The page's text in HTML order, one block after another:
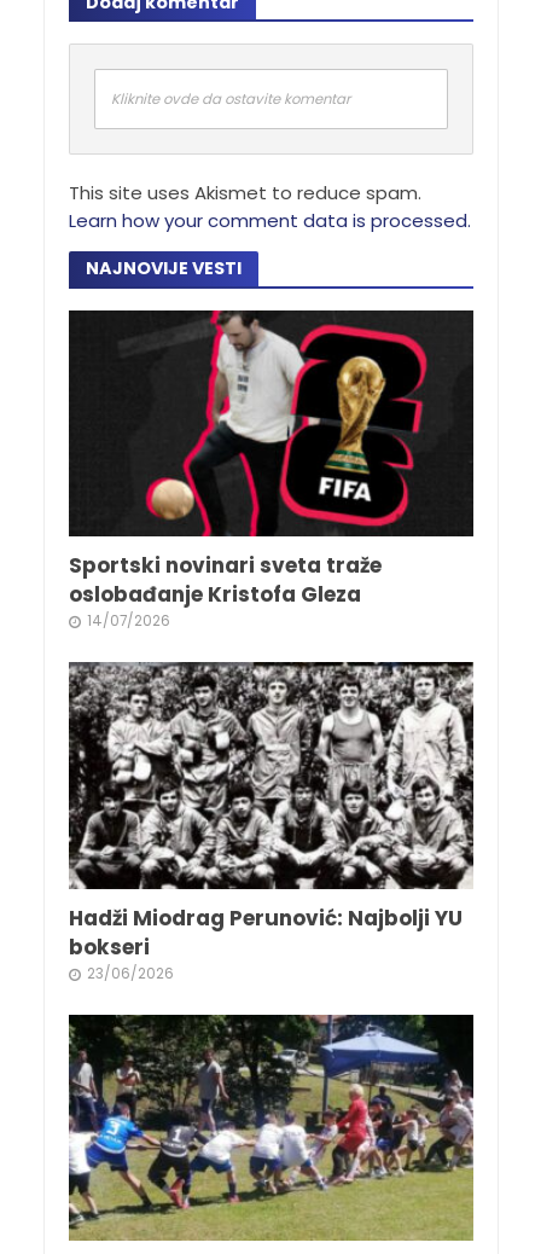
Kliknite ovde da ostavite komentar
This site uses Akismet to reduce spam.
Learn how your comment data is processed.
NAJNOVIJE VESTI
Sportski novinari sveta traže
oslobađanje Kristofa Gleza
14/07/2026
Hadži Miodrag Perunović: Najbolji YU
bokseri
23/06/2026